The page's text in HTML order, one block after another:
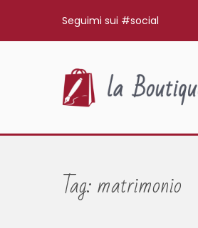
Seguimi sui #social
Tag:matrimonio